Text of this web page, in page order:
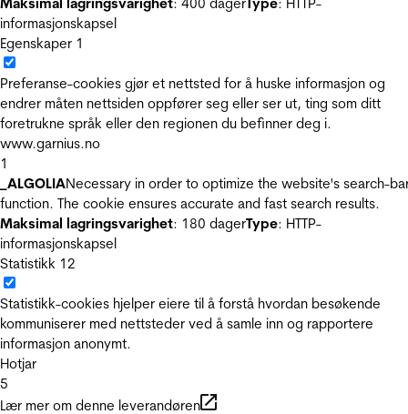
informasjonskapsel
Egenskaper 1
Preferanse-cookies gjør et nettsted for å huske informasjon og
endrer måten nettsiden oppfører seg eller ser ut, ting som ditt
foretrukne språk eller den regionen du befinner deg i.
www.garnius.no
1
_ALGOLIANecessary in order to optimize the website's search-
function. The cookie ensures accurate and fast search results.
Maksimal lagringsvarighet: 180 dagerType: HTTP-
informasjonskapsel
Statistikk 12
Statistikk-cookies hjelper eiere til å forstå hvordan besøkende
kommuniserer med nettsteder ved å samle inn og rapportere
informasjon anonymt.
Hotjar
5
Lær mer om denne leverandøren